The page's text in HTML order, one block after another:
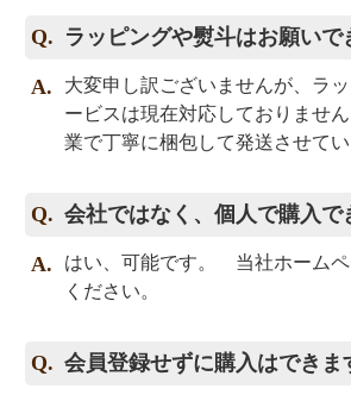
ラッピングや熨斗はお願いで
大変申し訳ございませんが、ラ
ービスは現在対応しておりませ
業で丁寧に梱包して発送させてい
会社ではなく、個人で購入で
はい、可能です。 当社ホーム
ください。
会員登録せずに購入はできま